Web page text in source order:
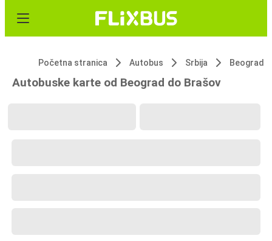
Početna stranica Autobus Srbija Beograd
Autobuske karte od Beograd do Brašov